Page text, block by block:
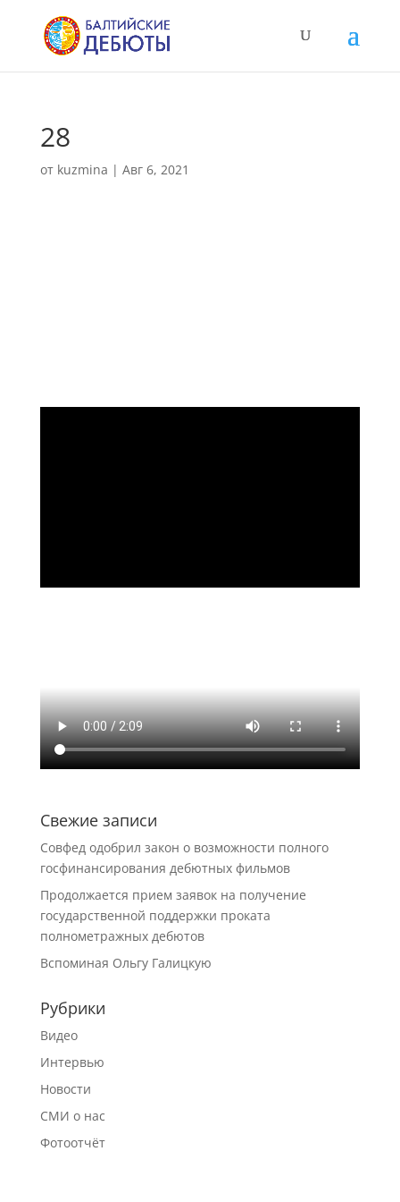
28
от kuzmina | Авг 6, 2021
Свежие записи
Совфед одобрил закон о возможности полного
госфинансирования дебютных фильмов
Продолжается прием заявок на получение
государственной поддержки проката
полнометражных дебютов
Вспоминая Ольгу Галицкую
Рубрики
Видео
Интервью
Новости
СМИ о нас
Фотоотчёт